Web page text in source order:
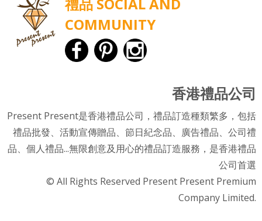
COMMUNITY
香港禮品公司
Present Present是香港禮品公司，禮品訂造種類繁多，包括
禮品批發、活動宣傳贈品、節日紀念品、廣告禮品、公司禮
品、個人禮品...無限創意及用心的禮品訂造服務，是香港禮品
公司首選
© All Rights Reserved Present Present Premium
Company Limited.